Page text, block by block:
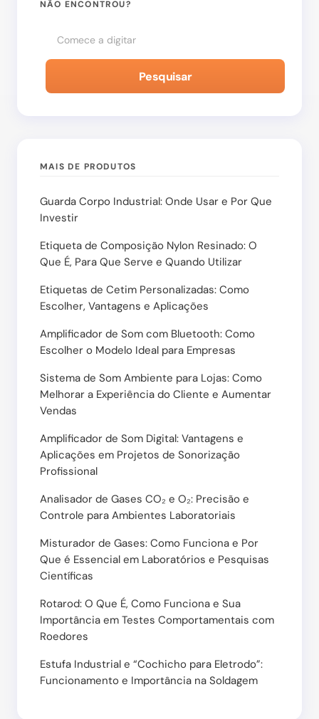
NÃO ENCONTROU?
Pesquisar
MAIS DE PRODUTOS
Guarda Corpo Industrial: Onde Usar e Por Que
Investir
Etiqueta de Composição Nylon Resinado: O
Que É, Para Que Serve e Quando Utilizar
Etiquetas de Cetim Personalizadas: Como
Escolher, Vantagens e Aplicações
Amplificador de Som com Bluetooth: Como
Escolher o Modelo Ideal para Empresas
Sistema de Som Ambiente para Lojas: Como
Melhorar a Experiência do Cliente e Aumentar
Vendas
Amplificador de Som Digital: Vantagens e
Aplicações em Projetos de Sonorização
Profissional
Analisador de Gases CO₂ e O₂: Precisão e
Controle para Ambientes Laboratoriais
Misturador de Gases: Como Funciona e Por
Que é Essencial em Laboratórios e Pesquisas
Científicas
Rotarod: O Que É, Como Funciona e Sua
Importância em Testes Comportamentais com
Roedores
Estufa Industrial e “Cochicho para Eletrodo”:
Funcionamento e Importância na Soldagem